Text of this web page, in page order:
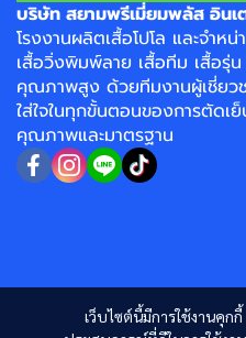
เว็บไซต์นี้มีการใช้งานคุก
บริษัท สยามพรีเมี่ยมพลัส อิน
โรงงานผลิตเสื้อโปโล และจำหน่
เสื้อวิ่งพิมพ์ลาย เสื้อทีม เสื้อรุ่
คุณภาพสูง ด้วยทีมงานผู้เชี่ยว
ใส่ใจในทุกขั้นตอนของการตัดเ
คุณภาพและมาตรฐาน